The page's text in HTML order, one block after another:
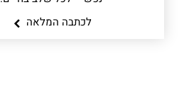
לכתבה המלאה